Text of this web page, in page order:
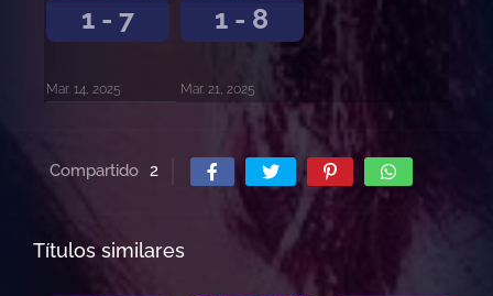
1 - 7
Mar. 14, 2025
1 - 8
Mar. 21, 2025
Compartido 2
Títulos similares